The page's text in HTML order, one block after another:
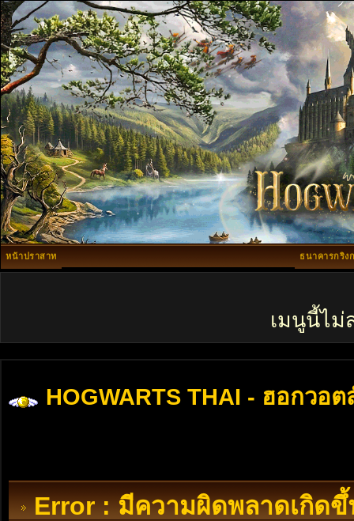
หน้าปราสาท ธนาคารกริง
เมนูนี้ไม่
HOGWARTS THAI - ฮอกวอต
Error : มีความผิดพลาดเกิดขึ้